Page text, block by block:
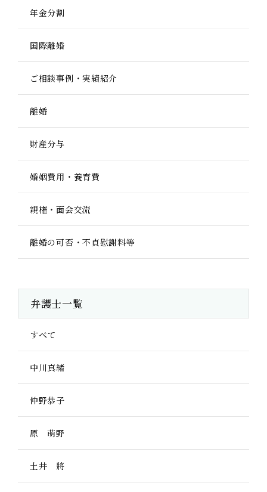
年金分割
国際離婚
ご相談事例・実績紹介
離婚
財産分与
婚姻費用・養育費
親権・面会交流
離婚の可否・不貞慰謝料等
弁護士一覧
すべて
中川真緒
仲野恭子
原 萌野
土井 將